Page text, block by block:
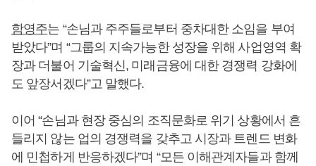
함영주는 “손님과 주주들로부터 중차대한 소임을 부여
받았다”며 “그룹의 지속가능한 성장을 위해 사업영역 확
장과 더불어 기술혁신, 미래금융에 대한 경쟁력 강화에
도 앞장서겠다”고 말했다.
이어 “손님과 현장 중심의 조직문화로 위기 상황에서 흔
들리지 않는 업의 경쟁력을 갖추고 시장과 트렌드 변화
에 민첩하게 반응하겠다”며 “모든 이해관계자들과 함께